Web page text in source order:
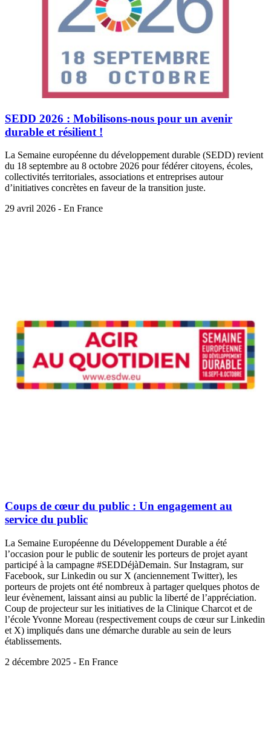
SEDD 2026 : Mobilisons-nous pour un avenir
durable et résilient !
La Semaine européenne du développement durable (SEDD) revient
du 18 septembre au 8 octobre 2026 pour fédérer citoyens, écoles,
collectivités territoriales, associations et entreprises autour
d’initiatives concrètes en faveur de la transition juste.
29 avril 2026 - En France
Coups de cœur du public : Un engagement au
service du public
La Semaine Européenne du Développement Durable a été
l’occasion pour le public de soutenir les porteurs de projet ayant
participé à la campagne #SEDDéjàDemain. Sur Instagram, sur
Facebook, sur Linkedin ou sur X (anciennement Twitter), les
porteurs de projets ont été nombreux à partager quelques photos de
leur évènement, laissant ainsi au public la liberté de l’appréciation.
Coup de projecteur sur les initiatives de la Clinique Charcot et de
l’école Yvonne Moreau (respectivement coups de cœur sur Linkedin
et X) impliqués dans une démarche durable au sein de leurs
établissements.
2 décembre 2025 - En France